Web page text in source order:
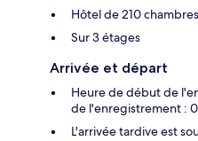
Hôtel de 210 chambres
Sur 3 étages
Arrivée et départ
Heure de début de
de l'enregistrement :
L'arrivée tardive est